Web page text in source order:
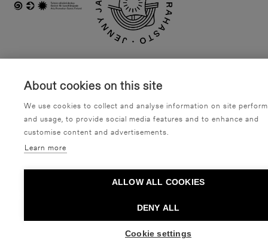
About cookies on this site
We use cookies to collect and analyse information on site
and usage, to provide social media features and to enhance and
customise content and advertisements.
Learn more
ALLOW ALL COOKIES
DENY ALL
Cookie settings
utus tu m
21.08. - 21.08.2026